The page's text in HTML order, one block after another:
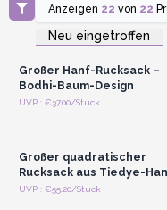
Anzeigen 22 von 22
Neu eingetroffen
Anmelden oder
Registrieren für
Großhandelspreise
Großer Hanf-Rucksack –
Bodhi-Baum-Design
UVP : €37.00/StuckAnmelden oder
Großer quadratischer
Rucksack aus Tiedye-
UVP : €55.20/StuckAnmelden oder